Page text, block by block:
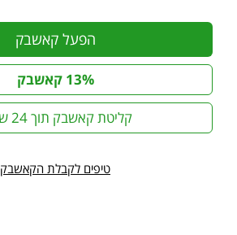
הפעל קאשבק
13% קאשבק
קליטת קאשבק תוך 24 שעות
טיפים לקבלת הקאשבק